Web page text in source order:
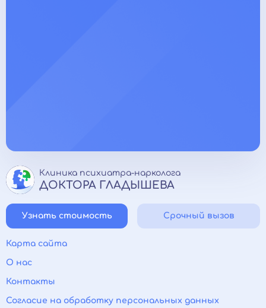
Клиника психиатра-нарколога
ДОКТОРА ГЛАДЫШЕВА
Узнать стоимость Срочный вызов
Карта сайта
О нас
Контакты
Согласие на обработку персональных данных